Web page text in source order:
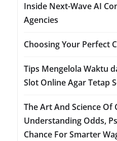
Inside Next-Wave AI
Agencies
Choosing Your Perfect
Tips Mengelola Waktu
Slot Online Agar Tetap
The Art And Science Of
Understanding Odds,
Chance For Smarter